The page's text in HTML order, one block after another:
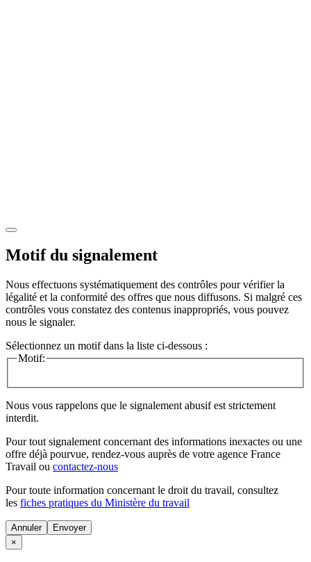
Motif du signalement
Nous effectuons systématiquement des contrôles pour vérifier la
légalité et la conformité des offres que nous diffusons. Si malgré ces
contrôles vous constatez des contenus inappropriés, vous pouvez
nous le signaler.
Sélectionnez un motif dans la liste ci-dessous :
Motif:
Nous vous rappelons que le signalement abusif est strictement
interdit.
Pour tout signalement concernant des informations inexactes ou une
offre déjà pourvue, rendez-vous auprès de votre agence France
Travail ou contactez-nous
Pour toute information concernant le droit du travail, consultez
les fiches pratiques du Ministère du travail
Annuler
×